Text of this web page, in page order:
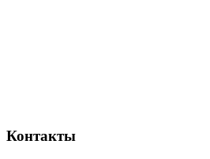
Контакты